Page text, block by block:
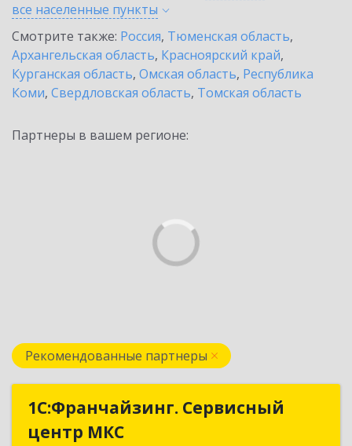
все населенные пункты
Смотрите также: Россия, Тюменская область,
Архангельская область, Красноярский край,
Курганская область, Омская область, Республика
Коми, Свердловская область, Томская область
Партнеры в вашем регионе:
Рекомендованные партнеры
1С:Франчайзинг. Сервисный
центр МКС
1С:Франчайзинг. Сервисный